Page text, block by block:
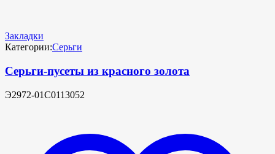
Закладки
Категории:Серьги
Серьги-пусеты из красного золота
Э2972-01С0113052